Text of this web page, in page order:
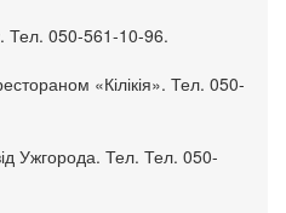
Тел. 050-561-10-96.
«Кілікія». Тел. 050-
Ужгорода. Тел. Тел. 050-